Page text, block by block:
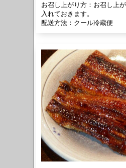
お召し上がり方：お召し上
入れておきます。
配送方法：クール冷蔵便